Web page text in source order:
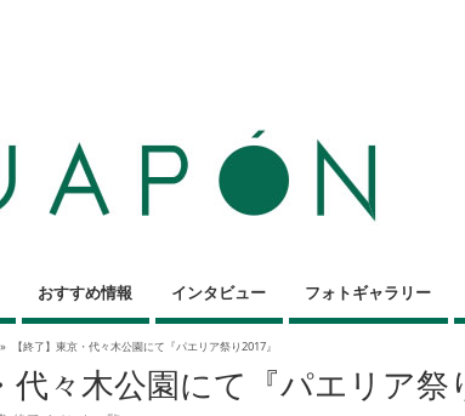
おすすめ情報 インタビュー フォトギャラリー
» 【終了】東京・代々木公園にて『パエリア祭り2017』
代々木公園にて『パエリア祭